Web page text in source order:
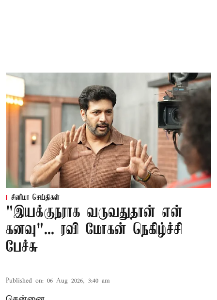
சினிமா செய்திகள்
"இயக்குநராக வருவதுதான் என்
கனவு"... ரவி மோகன் நெகிழ்ச்சி
பேச்சு
Published on: 06 Aug 2026, 3:40 am